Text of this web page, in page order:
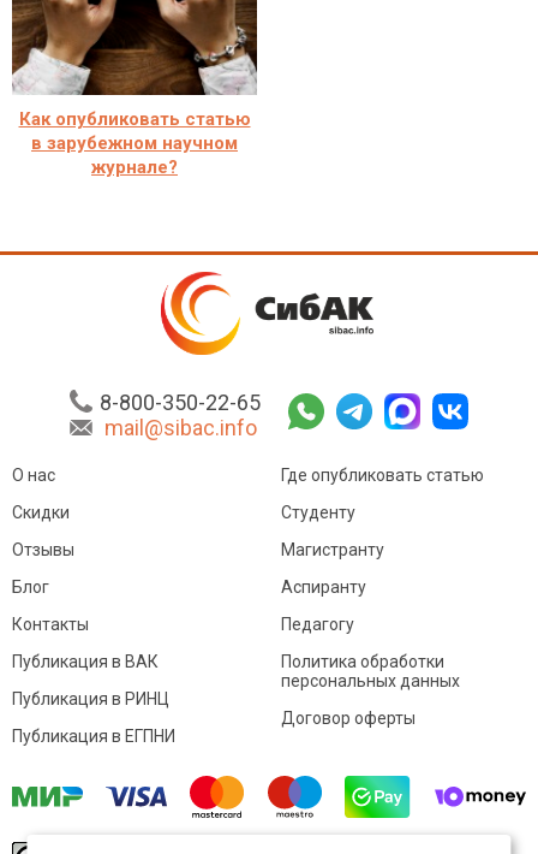
Как опубликовать статью
в зарубежном научном
журнале?
8-800-350-22-65
mail@sibac.info
О нас
Скидки
Отзывы
Блог
Контакты
Где опубликовать статью
Студенту
Магистранту
Аспиранту
Педагогу
Публикация в ВАК
Публикация в РИНЦ
Публикация в ЕГПНИ
Политика обработки
персональных данных
Договор оферты